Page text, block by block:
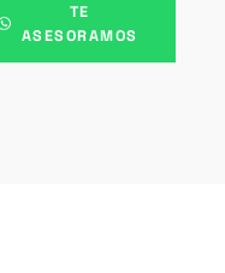
TE
ASESORAMOS